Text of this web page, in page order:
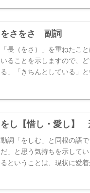
をさをさ 副詞
「長（をさ）」を重ねたこ
いることを示しますので、
る」「きちんとしている」
ば、「幼し（をさなし）」
いう意味で用いることがほ
をし【惜し・愛し】
動詞「をしむ」と同根の語
だ」と思う気持ちを示して
るということは、現状に愛
ちと表裏一体なので、「い